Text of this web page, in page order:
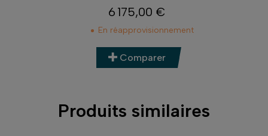
Prix
6 175,00 €
En réapprovisionnement
Comparer
Produits similaires